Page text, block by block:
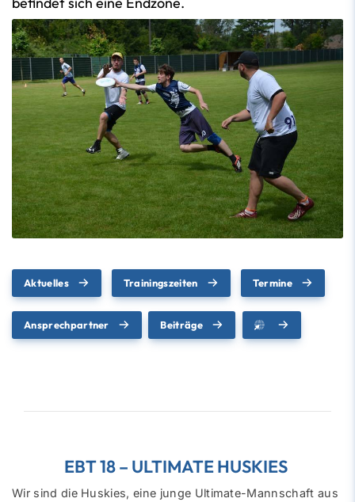
Aktuelles Trainingszeiten Termine
Ansprechpartner Beiträge
EBT 18 – ULTIMATE HUSKIES
Wir sind die Huskies, eine junge Ultimate-Mannschaft aus